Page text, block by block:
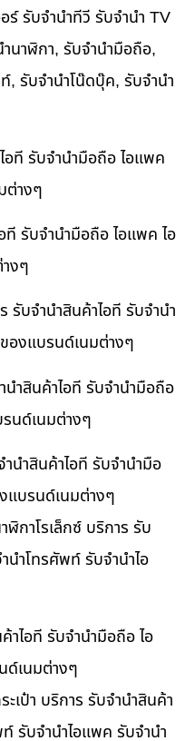
ร์ รับจำนำทีวี รับจำนำ TV
นาฬิกา, รับจำนำมือถือ,
, รับจำนำโน๊ดบุ๊ค, รับจำนำ
อที รับจำนำมือถือ ไอแพค
ต่างๆ
ที รับจำนำมือถือ ไอแพค ไอ
งๆ
รับจำนำสินค้าไอที รับจำนำ
องแบรนด์เนมต่างๆ
นำสินค้าไอที รับจำนำมือถือ
นด์เนมต่างๆ
นำสินค้าไอที รับจำนำมือ
แบรนด์เนมต่างๆ
กาโรเล็กซ์ บริการ รับ
นำโทรศัพท์ รับจำนำไอ
าไอที รับจำนำมือถือ ไอ
ด์เนมต่างๆ
เป๋า บริการ รับจำนำสินค้า
รับจำนำไอแพค รับจำนำ